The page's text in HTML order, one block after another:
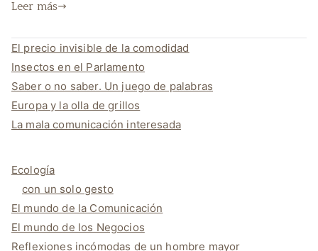
Leer más
El precio invisible de la comodidad
Insectos en el Parlamento
Saber o no saber. Un juego de palabras
Europa y la olla de grillos
La mala comunicación interesada
Ecología
con un solo gesto
El mundo de la Comunicación
El mundo de los Negocios
Reflexiones incómodas de un hombre mayor